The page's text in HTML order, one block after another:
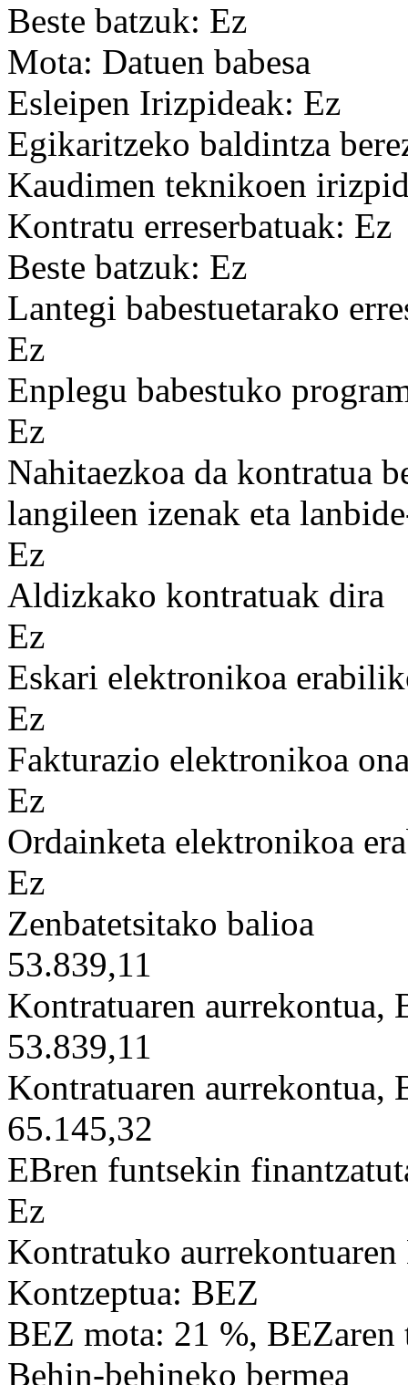
Beste batzuk: Ez
Mota: Datuen babesa
Esleipen Irizpideak: Ez
Egikaritzeko baldintza
Kaudimen teknikoen
Kontratu erreserbatuak: Ez
Beste batzuk: Ez
Lantegi babestuetarako
Ez
Enplegu babestuko
Ez
Nahitaezkoa da kontratua
langileen izenak eta
Ez
Aldizkako kontratuak dira
Ez
Eskari elektronikoa
Ez
Fakturazio elektronikoa
Ez
Ordainketa elektronikoa
Ez
Zenbatetsitako balioa
53.839,11
Kontratuaren aurrekontua,
53.839,11
Kontratuaren aurrekontua,
65.145,32
EBren funtsekin
Ez
Kontratuko
Kontzeptua: BEZ
BEZ mota: 21 %, BEZaren
Behin-behineko bermea